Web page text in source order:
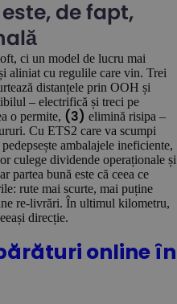
de fapt,
ci un model de lucru mai
aliniat cu regulile care vin. Trei
distanțele prin OOH și
– electrifică și treci pe
o permite, (3) elimină risipa –
Cu ETS2 care va scumpi
ambalajele ineficiente,
culege dividende operaționale și
partea bună este că ceea ce
rute mai scurte, mai puține
re-livrări. În ultimul kilometru,
direcție.
online în